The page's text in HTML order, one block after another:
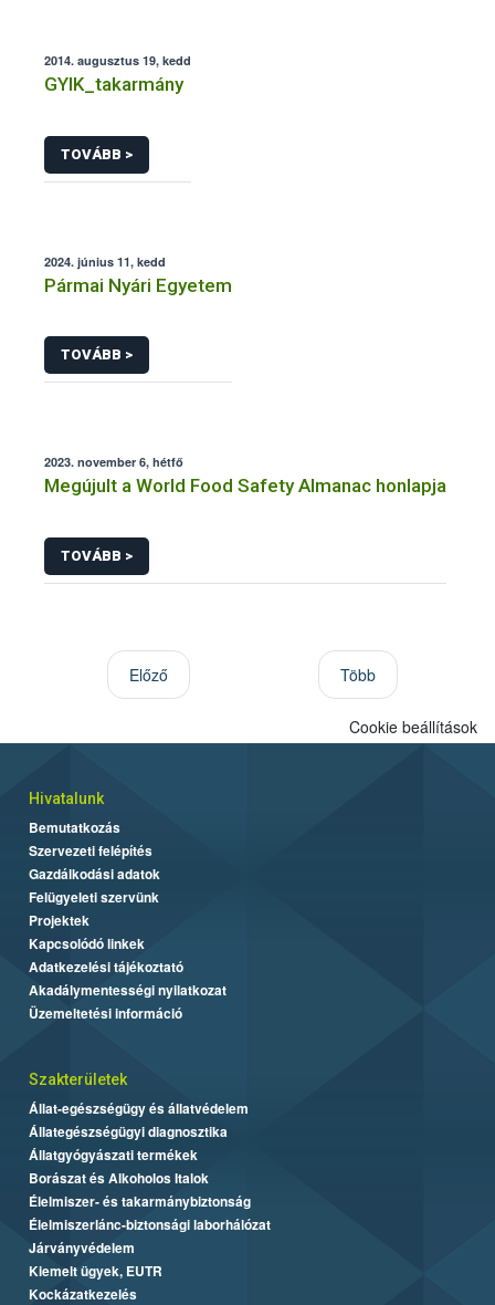
2014. augusztus 19, kedd
GYIK_takarmány
TOVÁBB >
2024. június 11, kedd
Pármai Nyári Egyetem
TOVÁBB >
2023. november 6, hétfő
Megújult a World Food Safety Almanac honlapja
TOVÁBB >
Előző Több
Cookie beállítások
Hivatalunk
Bemutatkozás
Szervezeti felépítés
Gazdálkodási adatok
Felügyeleti szervünk
Projektek
Kapcsolódó linkek
Adatkezelési tájékoztató
Akadálymentességi nyilatkozat
Üzemeltetési információ
Szakterületek
Állat-egészségügy és állatvédelem
Állategészségügyi diagnosztika
Állatgyógyászati termékek
Borászat és Alkoholos Italok
Élelmiszer- és takarmánybiztonság
Élelmiszerlánc-biztonsági laborhálózat
Járványvédelem
Kiemelt ügyek, EUTR
Kockázatkezelés